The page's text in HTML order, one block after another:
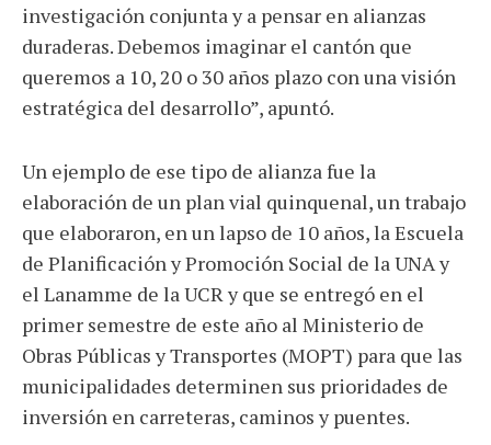
investigación conjunta y a pensar en alianzas
duraderas. Debemos imaginar el cantón que
queremos a 10, 20 o 30 años plazo con una visión
estratégica del desarrollo”, apuntó.
Un ejemplo de ese tipo de alianza fue la
elaboración de un plan vial quinquenal, un trabajo
que elaboraron, en un lapso de 10 años, la Escuela
de Planificación y Promoción Social de la UNA y
el Lanamme de la UCR y que se entregó en el
primer semestre de este año al Ministerio de
Obras Públicas y Transportes (MOPT) para que las
municipalidades determinen sus prioridades de
inversión en carreteras, caminos y puentes.